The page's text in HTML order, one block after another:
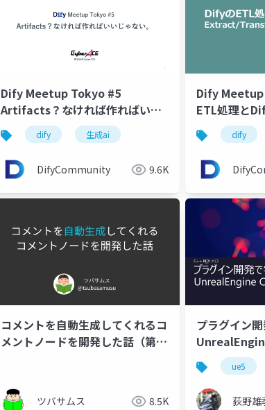
Dify Meetup Tokyo #5
Artifacts？なければ作ればいい
じゃない
dify 生成ai
DifyCommunity 9.6K
Dify
ETL処理と
dify
コメントを自動生成してくれるコ
メントノードを開発した話（第4
ツバサムス 8.5K
プラグイン
ue5
荻野雄